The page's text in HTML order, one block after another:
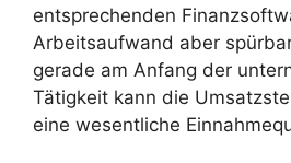
entsprechenden
Arbeitsaufwand aber
gerade am Anfang der
Tätigkeit kann die
eine wesentliche